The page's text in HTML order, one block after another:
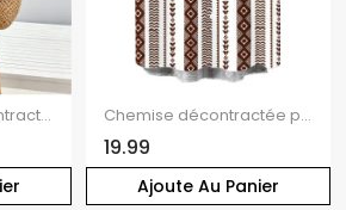
Combinaison décontractée à imprimé ethnique géométrique, poche et épaules dénudées
Ajoute Au Panier
Chemise décontractée pour homme à imprimé ethnique géométrique, boutonnée
19.99